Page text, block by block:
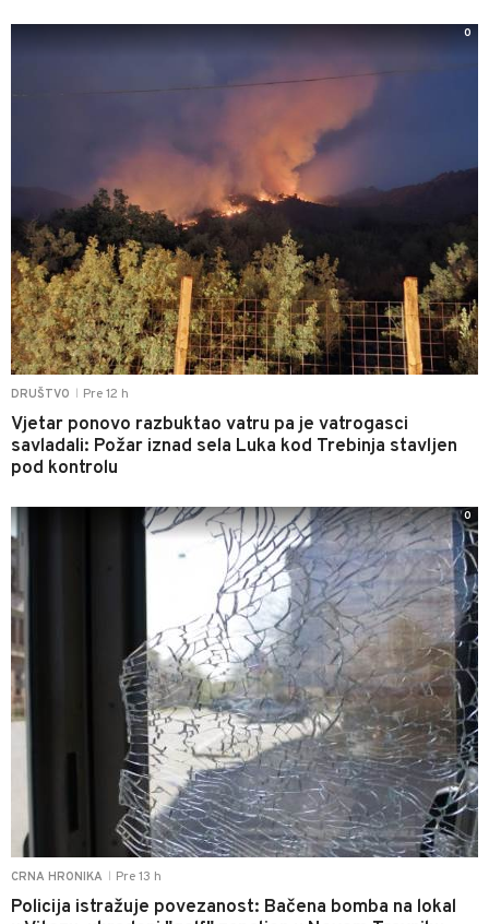
DRUŠTVO Pre 12 h
Vjetar ponovo razbuktao vatru pa je vatrogasci
savladali: Požar iznad sela Luka kod Trebinja stavljen
pod kontrolu
0
CRNA HRONIKA Pre 13 h
Policija istražuje povezanost: Bačena bomba na lokal
0